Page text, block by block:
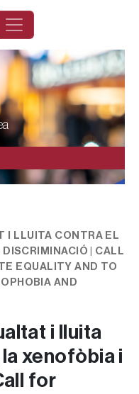
I LLUITA CONTRA EL
| CALL
EQUALITY AND TO
AND
i lluita
xenofòbia i
for